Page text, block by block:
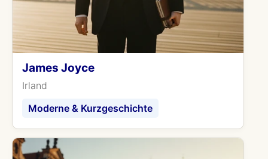
James Joyce
Irland
Moderne & Kurzgeschichte